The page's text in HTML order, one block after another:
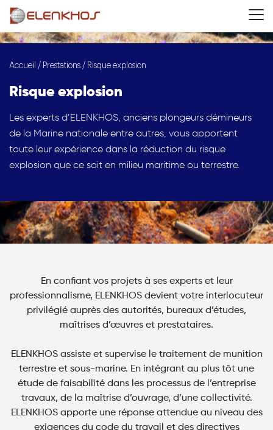
Accueil / Prestations / Risque explosion
Risque explosion
Les experts d’ELENKHOS, anciens plongeurs démineurs
de la Marine nationale entre autres, vous apportent
toute leur expérience dans la réduction du risque
explosion que ce soit en milieu maritime ou terrestre.
En confiant vos projets à ses experts et leur
professionnalisme, ELENKHOS devient votre interlocuteur
privilégié auprès des autorités, bureaux d’études,
maîtrises d’œuvres et prestataires.
ELENKHOS assiste et supervise le traitement de munition
terrestre et sous-marine. En intégrant au plus tôt une
étude de faisabilité dans les processus de l’entreprise
travaux, de la maîtrise d’ouvrage, d’une collectivité.
ELENKHOS apporte une réponse attendue au niveau des
exigences du code du travail et des directives